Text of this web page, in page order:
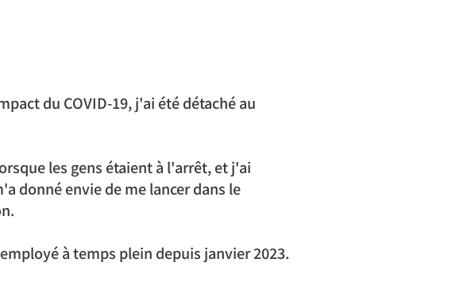
du COVID-19, j'ai été détaché au
les gens étaient à l'arrêt, et j'ai
donné envie de me lancer dans le
à temps plein depuis janvier 2023.